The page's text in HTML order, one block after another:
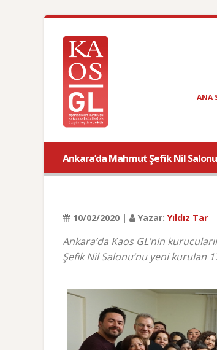
ANA
Ankara’da Mahmut Şefik Nil
10/02/2020 | Yazar: Yıldız Tar
Ankara’da Kaos GL’nin
Şefik Nil Salonu’nu yeni kurulan